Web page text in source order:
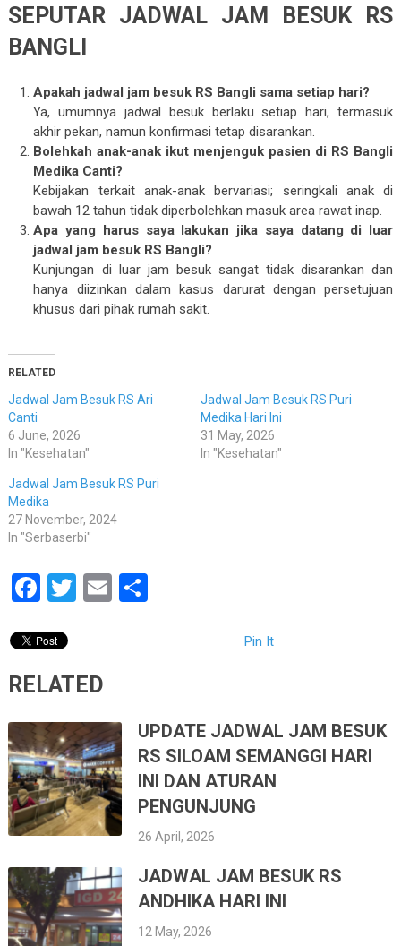
SEPUTAR JADWAL JAM BESUK RS
BANGLI
Apakah jadwal jam besuk RS Bangli sama setiap hari?
Ya, umumnya jadwal besuk berlaku setiap hari, termasuk
akhir pekan, namun konfirmasi tetap disarankan.
Bolehkah anak-anak ikut menjenguk pasien di RS Bangli
Medika Canti?
Kebijakan terkait anak-anak bervariasi; seringkali anak di
bawah 12 tahun tidak diperbolehkan masuk area rawat inap.
Apa yang harus saya lakukan jika saya datang di luar
jadwal jam besuk RS Bangli?
Kunjungan di luar jam besuk sangat tidak disarankan dan
hanya diizinkan dalam kasus darurat dengan persetujuan
khusus dari pihak rumah sakit.
RELATED
Jadwal Jam Besuk RS Ari
Canti
6 June, 2026
In "Kesehatan"
Jadwal Jam Besuk RS Puri
Medika Hari Ini
31 May, 2026
In "Kesehatan"
Jadwal Jam Besuk RS Puri
Medika
27 November, 2024
In "Serbaserbi"
Facebook
Twitter
EmailShare
Pin It
RELATED
UPDATE JADWAL JAM BESUK
RS SILOAM SEMANGGI HARI
INI DAN ATURAN
PENGUNJUNG
26 April, 2026
JADWAL JAM BESUK RS
ANDHIKA HARI INI
12 May, 2026